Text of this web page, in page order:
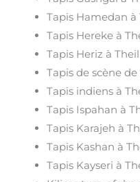
Tapis Hamedan
Tapis Hereke à
Tapis Heriz à
Tapis de scène
Tapis indiens à
Tapis Ispahan à
Tapis Karajeh à
Tapis Kashan à
Tapis Kayseri à